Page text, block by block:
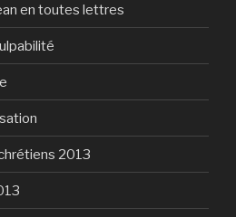
en toutes lettres
2013